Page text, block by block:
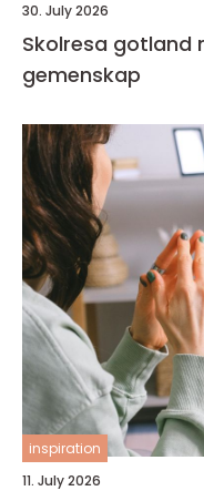
30. July 2026
Skolresa gotland medeltida äventyr, hav och
gemenskap
inspiration
11. July 2026